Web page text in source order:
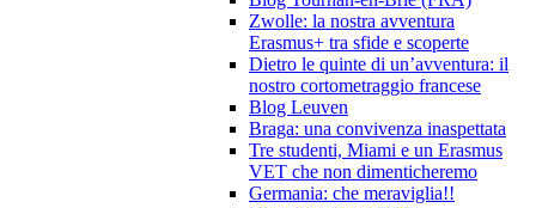
Zwolle: la nostra avventura
Erasmus+ tra sfide e scoperte
Dietro le quinte di un’avventura: il
nostro cortometraggio francese
Blog Leuven
Braga: una convivenza inaspettata
Tre studenti, Miami e un Erasmus
VET che non dimenticheremo
Germania: che meraviglia!!